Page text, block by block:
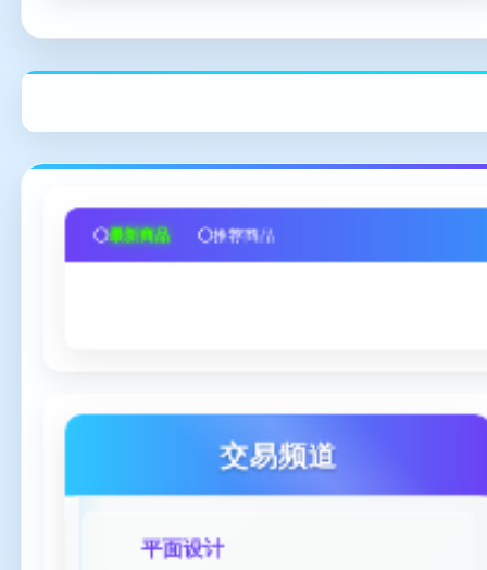
交易频道
平面设计
最新商品 推荐商品